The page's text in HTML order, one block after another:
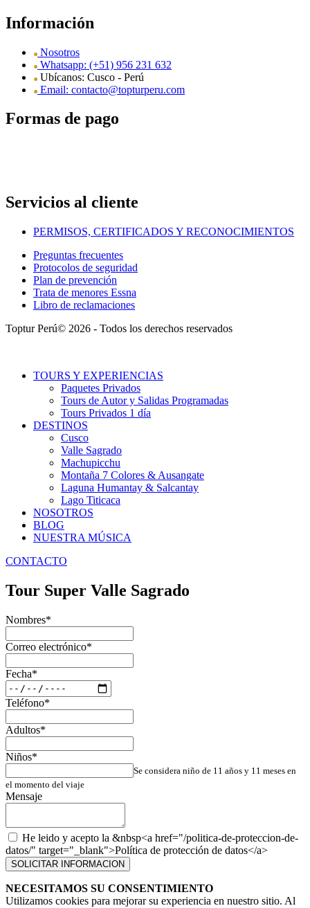
Información
Nosotros
Whatsapp: (+51) 956 231 632
Ubícanos: Cusco - Perú
Email: contacto@topturperu.com
Formas de pago
Servicios al cliente
PERMISOS, CERTIFICADOS Y RECONOCIMIENTOS
Preguntas frecuentes
Protocolos de seguridad
Plan de prevención
Trata de menores Essna
Libro de reclamaciones
Toptur Perú© 2026 - Todos los derechos reservados
TOURS Y EXPERIENCIAS
Paquetes Privados
Tours de Autor y Salidas Programadas
Tours Privados 1 día
DESTINOS
Cusco
Valle Sagrado
Machupicchu
Montaña 7 Colores & Ausangate
Laguna Humantay & Salcantay
Lago Titicaca
NOSOTROS
BLOG
NUESTRA MÚSICA
CONTACTO
Tour Super Valle Sagrado
Nombres*
Correo electrónico*
Fecha*
Teléfono*
Adultos*
Niños*
Se considera niño de 11 años y 11 meses en
el momento del viaje
Mensaje
He leido y acepto la &nbsp<a href="/politica-de-proteccion-de-
datos/" target="_blank">Política de protección de datos</a>
SOLICITAR INFORMACION
NECESITAMOS SU CONSENTIMIENTO
Utilizamos cookies para mejorar su experiencia en nuestro sitio. Al